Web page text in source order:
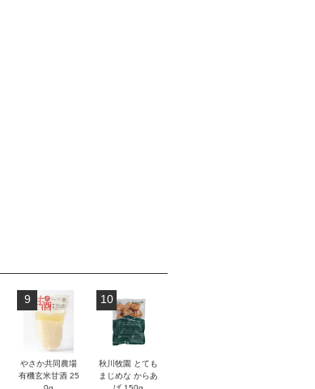
9
やさか共同農場
有機玄米甘酒 25
10
秋川牧園 とても
まじめな からあ